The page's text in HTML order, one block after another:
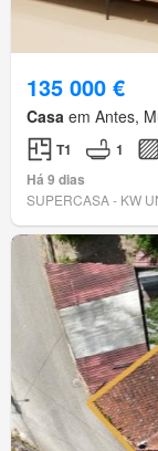
135 000 €
Casa em Antes,
T1 1
Há 9 dias
SUPERCASA - KW